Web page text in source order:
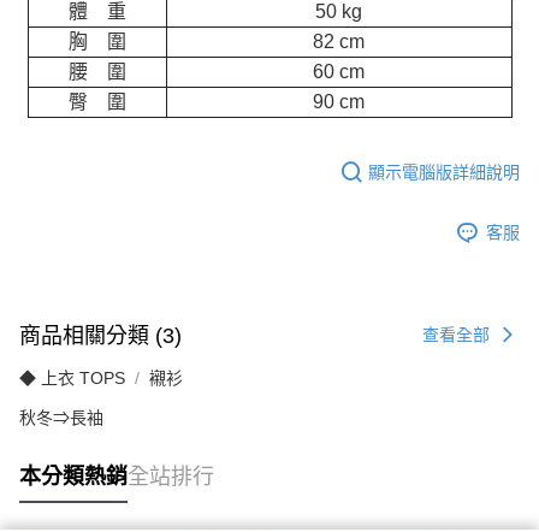
體 重
50 kg
胸 圍
82 cm
腰 圍
60 cm
臀 圍
90 cm
顯示電腦版詳細說明
客服
商品相關分類 (3) 查看全部
◆ 上衣 TOPS 襯衫
秋冬⇒長袖
本分類熱銷全站排行